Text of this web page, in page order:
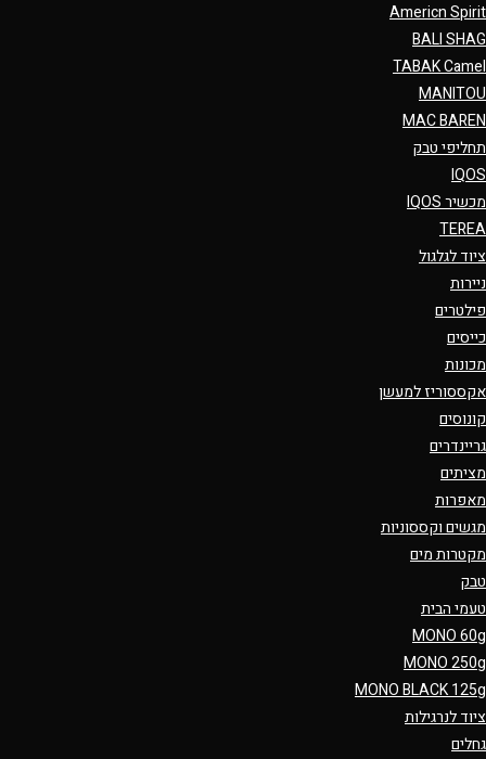
Americn Spirit
BALI SHAG
TABAK Camel
MANITOU
MAC BAREN
תחליפי טבק
IQOS
מכשיר IQOS
TEREA
ציוד לגלגול
ניירות
פילטרים
כייסים
מכונות
אקססוריז למעשן
קונוסים
גריינדרים
מציתים
מאפרות
מגשים וקססוניות
מקטרות מים
טבק
טעמי הבית
MONO 60g
MONO 250g
MONO BLACK 125g
ציוד לנרגילות
גחלים